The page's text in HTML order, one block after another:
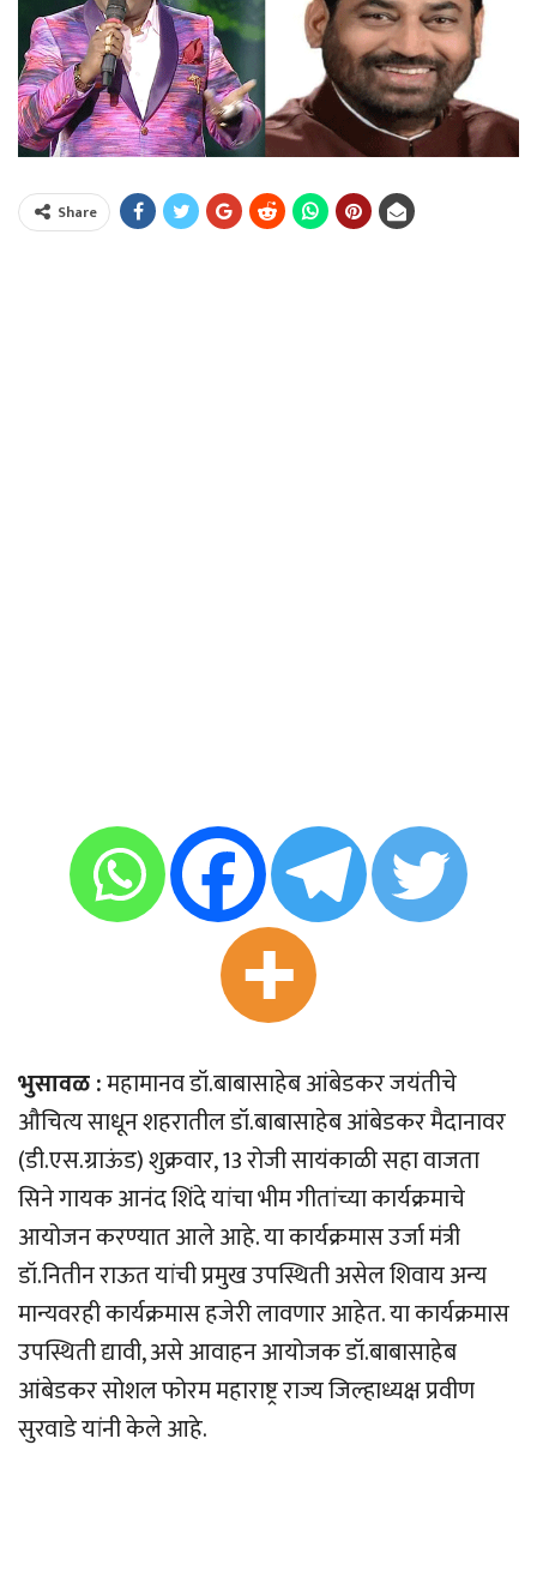
Share
भुसावळ :महामानव डॉ.बाबासाहेब आंबेडकर जयंतीचे
औचित्य साधून शहरातील डॉ.बाबासाहेब आंबेडकर मैदानावर
(डी.एस.ग्राऊंड) शुक्रवार, 13 रोजी सायंकाळी सहा वाजता
सिने गायक आनंद शिंदे यांचा भीम गीतांच्या कार्यक्रमाचे
आयोजन करण्यात आले आहे. या कार्यक्रमास उर्जा मंत्री
डॉ.नितीन राऊत यांची प्रमुख उपस्थिती असेल शिवाय अन्य
मान्यवरही कार्यक्रमास हजेरी लावणार आहेत. या कार्यक्रमास
उपस्थिती द्यावी, असे आवाहन आयोजक डॉ.बाबासाहेब
आंबेडकर सोशल फोरम महाराष्ट्र राज्य जिल्हाध्यक्ष प्रवीण
सुरवाडे यांनी केले आहे.